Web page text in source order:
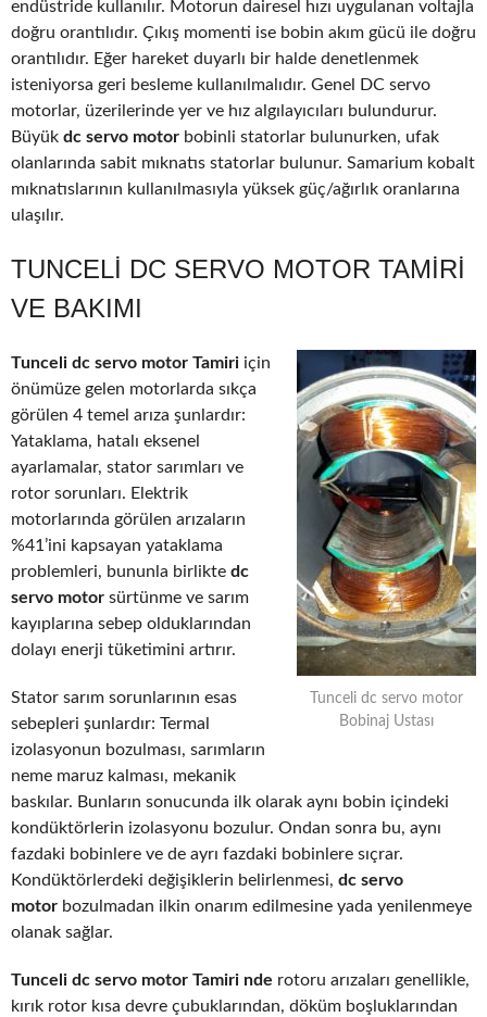
endüstride kullanılır. Motorun dairesel hızı uygulanan voltajla
doğru orantılıdır. Çıkış momenti ise bobin akım gücü ile doğru
orantılıdır. Eğer hareket duyarlı bir halde denetlenmek
isteniyorsa geri besleme kullanılmalıdır. Genel DC servo
motorlar, üzerilerinde yer ve hız algılayıcıları bulundurur.
Büyük dc servo motor bobinli statorlar bulunurken, ufak
olanlarında sabit mıknatıs statorlar bulunur. Samarium kobalt
mıknatıslarının kullanılmasıyla yüksek güç/ağırlık oranlarına
ulaşılır.
TUNCELI DC SERVO MOTOR TAMIRI
VE BAKIMI
Tunceli dc servo motor
Bobinaj Ustası
Tunceli dc servo motor Tamiri için
önümüze gelen motorlarda sıkça
görülen 4 temel arıza şunlardır:
Yataklama, hatalı eksenel
ayarlamalar, stator sarımları ve
rotor sorunları. Elektrik
motorlarında görülen arızaların
%41’ini kapsayan yataklama
problemleri, bununla birlikte dc
servo motor sürtünme ve sarım
kayıplarına sebep olduklarından
dolayı enerji tüketimini artırır.
Stator sarım sorunlarının esas
sebepleri şunlardır: Termal
izolasyonun bozulması, sarımların
neme maruz kalması, mekanik
baskılar. Bunların sonucunda ilk olarak aynı bobin içindeki
kondüktörlerin izolasyonu bozulur. Ondan sonra bu, aynı
fazdaki bobinlere ve de ayrı fazdaki bobinlere sıçrar.
Kondüktörlerdeki değişiklerin belirlenmesi, dc servo
motor bozulmadan ilkin onarım edilmesine yada yenilenmeye
olanak sağlar.
Tunceli dc servo motor Tamiri nde rotoru arızaları genellikle,
kırık rotor kısa devre çubuklarından, döküm boşluklarından